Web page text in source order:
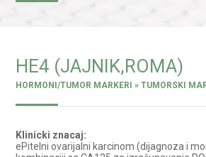
HE4 (JAJNIK,ROMA)
HORMONI/TUMOR MARKERI » TUMORSKI
Klinicki znacaj:
ePitelni ovarijalni karcinom (dijagnoza i